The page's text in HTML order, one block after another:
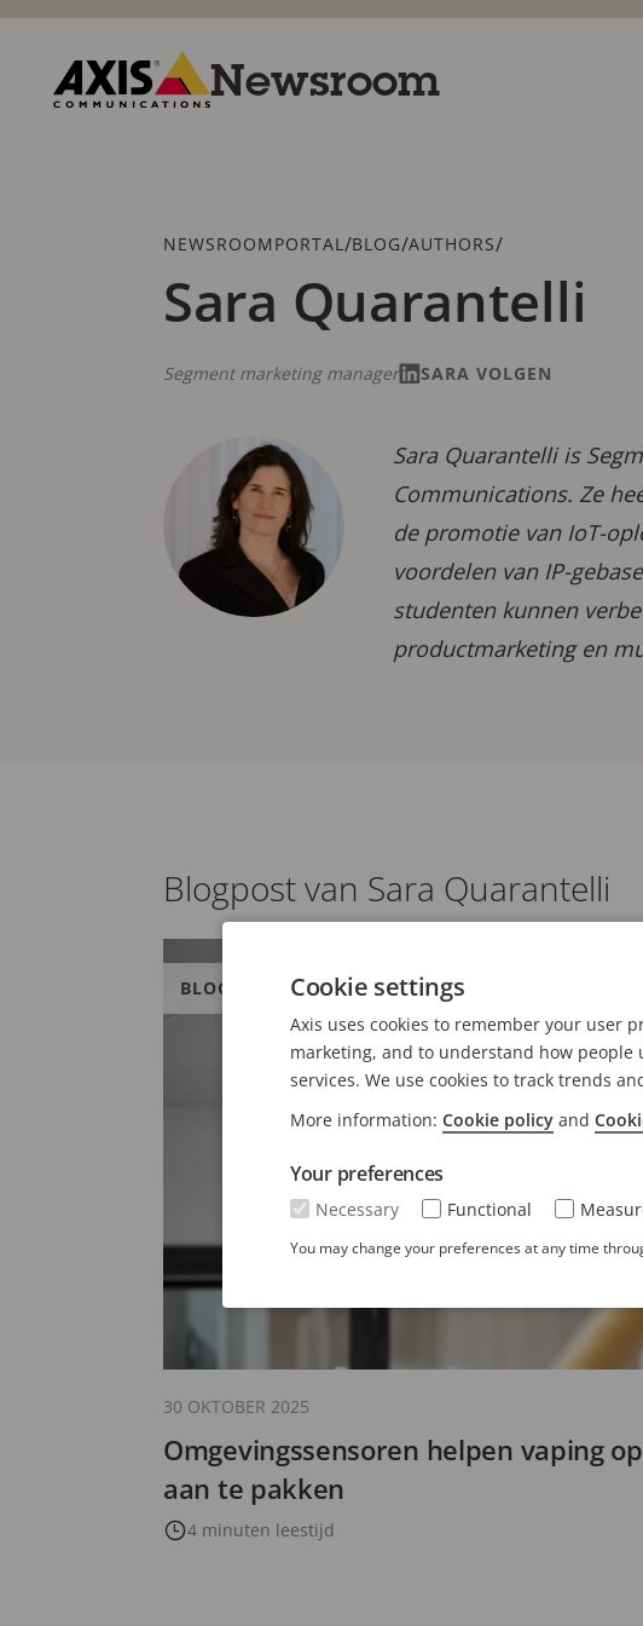
Overslaan
hoofdinhoud
Newsroom
Kruimelspoor
NEWSROOMPORTAL /BLOG/AUTHORS/
Sara Quarantelli
Sara Quarantelli is
Communications. Ze
de promotie van IoT-
voordelen van IP-
studenten kunnen
productmarketing en
Segment marketing manager SARA VOLGEN
Blogpost van Sara Quarantelli
Omgevingssensoren helpen vaping
aan te pakken
4 minuten leestijd
BLOG
30 OKTOBER 2025
Cookie settings
Axis uses cookies to remember your user
marketing, and to understand how
services. We use cookies to track trends
More information: Cookie policy and
Your preferences
Necessary Functional
You may change your preferences at any time